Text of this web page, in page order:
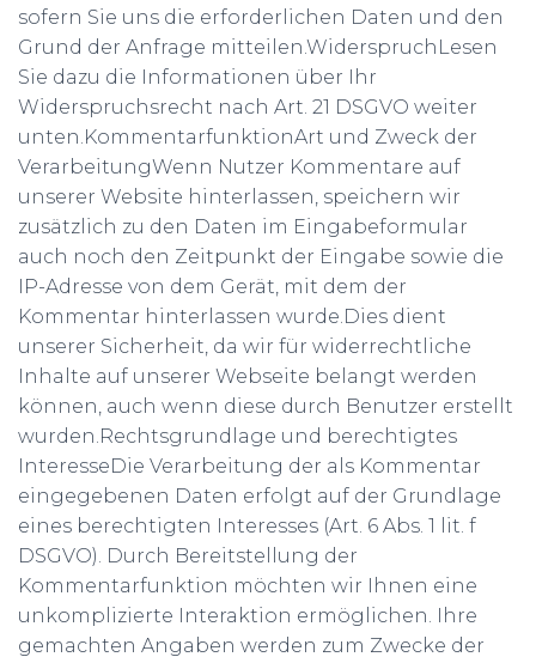
sofern Sie uns die erforderlichen Daten und den
Grund der Anfrage mitteilen.WiderspruchLesen
Sie dazu die Informationen über Ihr
Widerspruchsrecht nach Art. 21 DSGVO weiter
unten.KommentarfunktionArt und Zweck der
VerarbeitungWenn Nutzer Kommentare auf
unserer Website hinterlassen, speichern wir
zusätzlich zu den Daten im Eingabeformular
auch noch den Zeitpunkt der Eingabe sowie die
IP-Adresse von dem Gerät, mit dem der
Kommentar hinterlassen wurde.Dies dient
unserer Sicherheit, da wir für widerrechtliche
Inhalte auf unserer Webseite belangt werden
können, auch wenn diese durch Benutzer erstellt
wurden.Rechtsgrundlage und berechtigtes
InteresseDie Verarbeitung der als Kommentar
eingegebenen Daten erfolgt auf der Grundlage
eines berechtigten Interesses (Art. 6 Abs. 1 lit. f
DSGVO). Durch Bereitstellung der
Kommentarfunktion möchten wir Ihnen eine
unkomplizierte Interaktion ermöglichen. Ihre
gemachten Angaben werden zum Zwecke der